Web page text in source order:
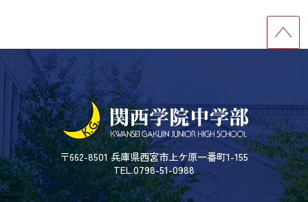
〒662-8501 兵庫県西宮市上ケ原一番町1-155
TEL.0798-51-0988